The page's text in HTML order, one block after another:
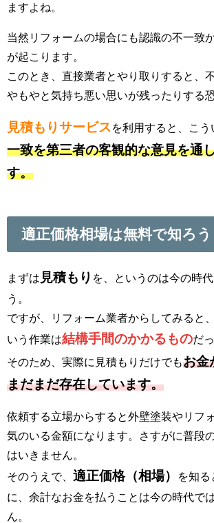
ますよね。
当然リフォームの場合にも認識の不一致
が起こります。
このとき、直接業者とやり取りすると、
やもやと気持ち悪い思いが残ったりする
見積もりサービス を利用すると、こう
一致を第三者の客観的な意見を通
す。
適正価格相場は無料で知ろう
まずは 見積もり を、というのは今の時
う。
ですが、リフォーム業者からしてみると
いう作業は結構手間のかかるものだ
そのため、実際に見積もりだけでもお金
まだまだ存在しています。
依頼する立場からすると外壁塗装やリフ
気のいる金額になります。さすがに普段
はいきません。
そのうえで、 適正価格（相場）
を知る
に、余計なお金を払うことは今の時代で
ん。